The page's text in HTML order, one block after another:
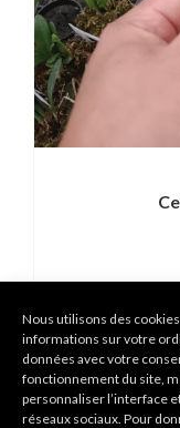
Nous utilisons des
informations sur votre
données avec votre
fonctionnement du site,
personnaliser l’interface
réseaux sociaux. Pour